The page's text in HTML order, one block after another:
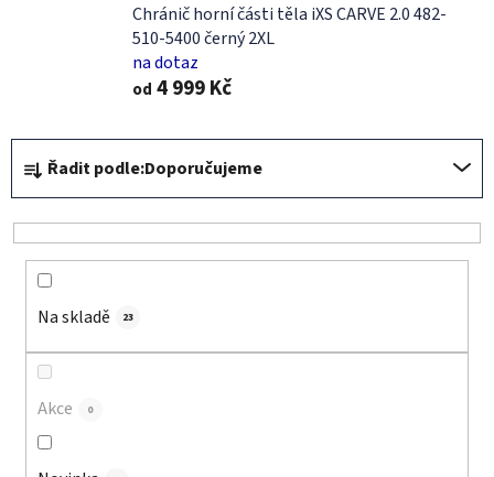
Chránič horní části těla iXS CARVE 2.0 482-
510-5400 černý 2XL
na dotaz
od 4 999 Kč
Ř
a
z
e
Řadit podle:Doporučujeme
Na skladě 23
Akce 0